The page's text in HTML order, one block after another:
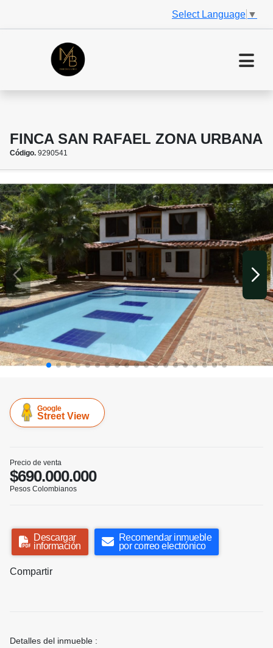
Select Language ▼
FINCA SAN RAFAEL ZONA URBANA
Código. 9290541
Google
Street View
Precio de venta
$690.000.000
Pesos Colombianos
Descargar
información
Recomendar inmueble
por correo electrónico
Compartir
Detalles del inmueble :